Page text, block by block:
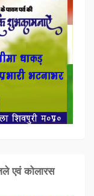
एवं कोलारस